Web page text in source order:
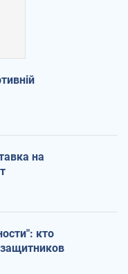
на
кто